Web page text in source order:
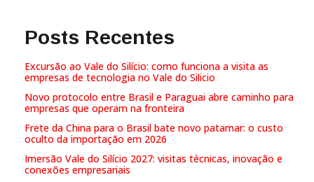
Posts Recentes
Excursão ao Vale do Silício: como funciona a visita as
empresas de tecnologia no Vale do Silicio
Novo protocolo entre Brasil e Paraguai abre caminho para
empresas que operam na fronteira
Frete da China para o Brasil bate novo patamar: o custo
oculto da importação em 2026
Imersão Vale do Silício 2027: visitas técnicas, inovação e
conexões empresariais